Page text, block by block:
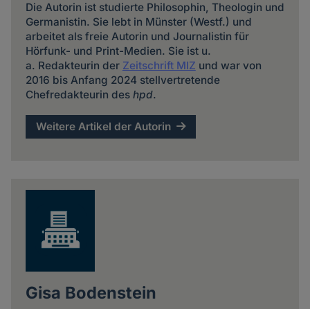
Die Autorin ist studierte Philosophin, Theologin und
Germanistin. Sie lebt in Münster (Westf.) und
arbeitet als freie Autorin und Journalistin für
Hörfunk- und Print-Medien. Sie ist u.
a. Redakteurin der Zeitschrift MIZ und war von
2016 bis Anfang 2024 stellvertretende
Chefredakteurin des hpd.
Weitere Artikel der Autorin
Gisa Bodenstein